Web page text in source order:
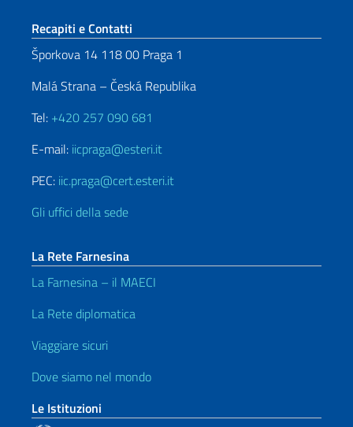
Sezione footer
Recapiti e Contatti
Šporkova 14 118 00 Praga 1
Malá Strana – Česká Republika
Tel: +420 257 090 681
E-mail: iicpraga@esteri.it
PEC: iic.praga@cert.esteri.it
Gli uffici della sede
La Rete Farnesina
La Farnesina – il MAECI
La Rete diplomatica
Viaggiare sicuri
Dove siamo nel mondo
Le Istituzioni